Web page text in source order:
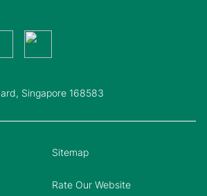
Singapore 168583
Sitemap
Rate Our Website